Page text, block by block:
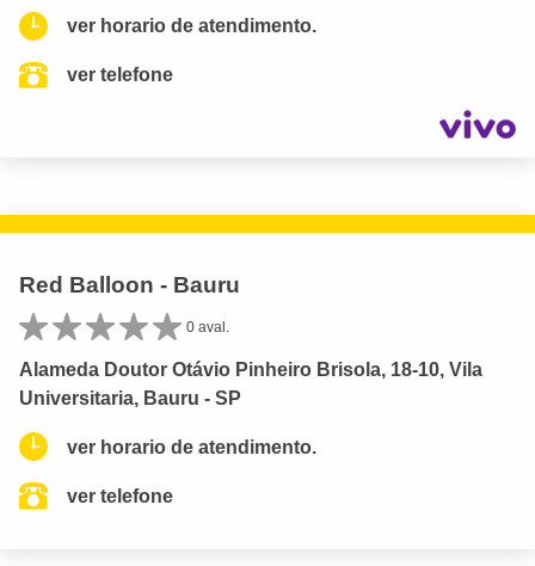
ver horario de atendimento.
ver telefone
Red Balloon - Bauru
0 aval.
Alameda Doutor Otávio Pinheiro Brisola, 18-10, Vila
Universitaria, Bauru - SP
ver horario de atendimento.
ver telefone